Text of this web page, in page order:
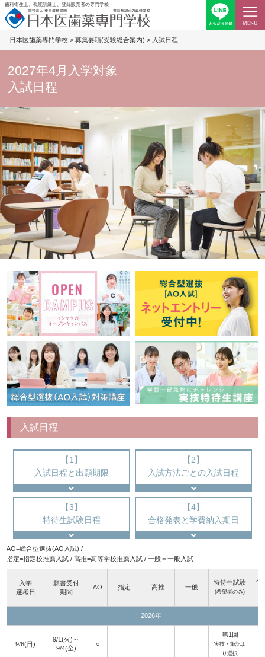
歯科衛生士、視能訓練士、登録販売者の専門学校
日本医歯薬専門学校 > 募集要項(受験総合案内) > 入試日程
2027年4月入学対象
入試日程
入試日程
【1】
入試日程と出願期限
【2】
入試方法ごとの入試日程
【3】
特待生試験日程
【4】
合格発表と学費納入期日
AO=総合型選抜(AO入試) /
指定=指定校推薦入試 / 高推=高等学校推薦入試 / 一般＝一般入試
入学
選考日
願書受付
期間
AO 指定 高推 一般
特待生試験
(希望者のみ)
2026年
9/6(日)
9/1(火)～
9/4(金)
○
第1回
実技・筆記よ
り選択